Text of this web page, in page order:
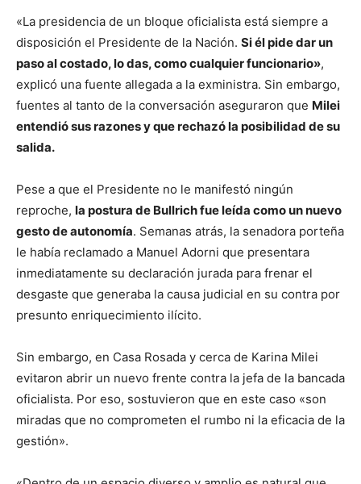
«La presidencia de un bloque oficialista está siempre a
disposición el Presidente de la Nación. Si él pide dar un
paso al costado, lo das, como cualquier funcionario»,
explicó una fuente allegada a la exministra. Sin embargo,
fuentes al tanto de la conversación aseguraron que Milei
entendió sus razones y que rechazó la posibilidad de su
salida.
Pese a que el Presidente no le manifestó ningún
reproche, la postura de Bullrich fue leída como un nuevo
gesto de autonomía. Semanas atrás, la senadora porteña
le había reclamado a Manuel Adorni que presentara
inmediatamente su declaración jurada para frenar el
desgaste que generaba la causa judicial en su contra por
presunto enriquecimiento ilícito.
Sin embargo, en Casa Rosada y cerca de Karina Milei
evitaron abrir un nuevo frente contra la jefa de la bancada
oficialista. Por eso, sostuvieron que en este caso «son
miradas que no comprometen el rumbo ni la eficacia de la
gestión».